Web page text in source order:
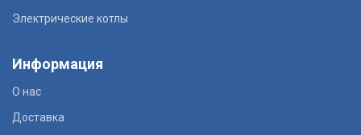
Электрические котлы
Информация
О нас
Доставка